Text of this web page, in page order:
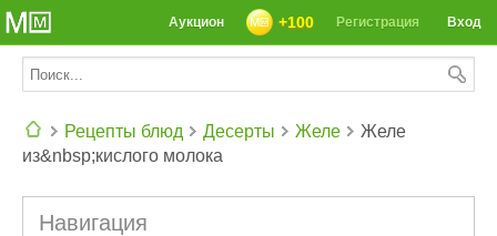
Вход
Регистрация
+100
Аукцион
Рецепты блюд Десерты Желе
Желе
из&nbsp;кислого молока
Навигация